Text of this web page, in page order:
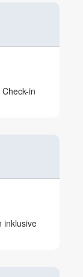
in
inklusive